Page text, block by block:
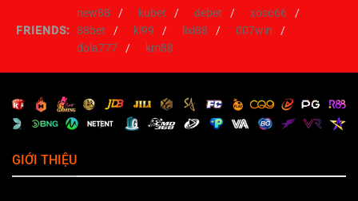
mà không lưu trữ danh tính cá nhân cụ thể.
Lưu ý: Bạn hoàn toàn có quyền từ chối hoặc xóa Cookie
thông qua cài đặt trình duyệt, tuy nhiên điều này có thể
5. Quyền Lợi & Trách Nhiệm Của Thành Viên
Chúng tôi tôn trọng quyền làm chủ dữ liệu của khách hàng.
FRIENDS:
new88 kubet debet
xoso66
88bet
kl99 lixi88
007win
dola777
km88
GIỚI THIỆU